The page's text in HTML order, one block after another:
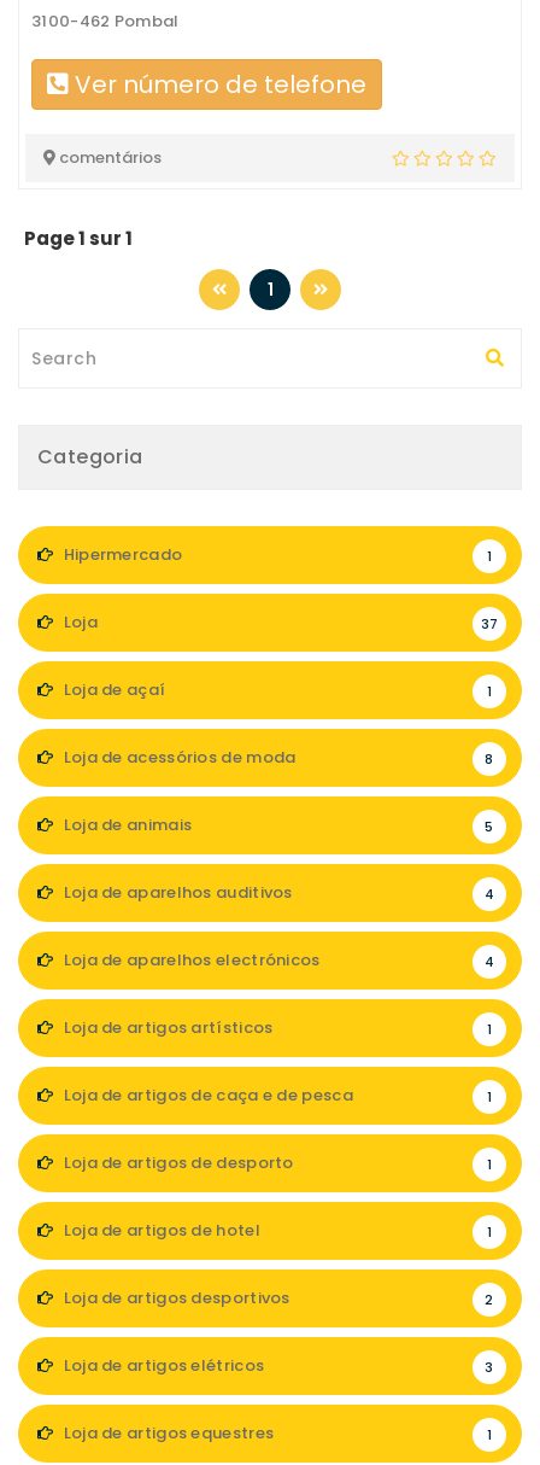
3100-462 Pombal
Ver número de telefone
comentários
Page 1 sur 1
1
Categoria
Hipermercado 1
Loja 37
Loja de açaí 1
Loja de acessórios de moda 8
Loja de animais 5
Loja de aparelhos auditivos 4
Loja de aparelhos electrónicos 4
Loja de artigos artísticos 1
Loja de artigos de caça e de pesca 1
Loja de artigos de desporto 1
Loja de artigos de hotel 1
Loja de artigos desportivos 2
Loja de artigos elétricos 3
Loja de artigos equestres 1